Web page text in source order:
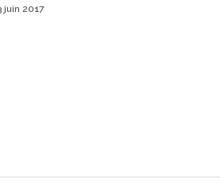
juin 2017